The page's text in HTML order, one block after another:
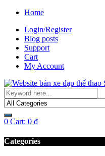
Home
Login/Register
Blog posts
Support
Cart
My Account
0 Cart: 0 ₫
Categories